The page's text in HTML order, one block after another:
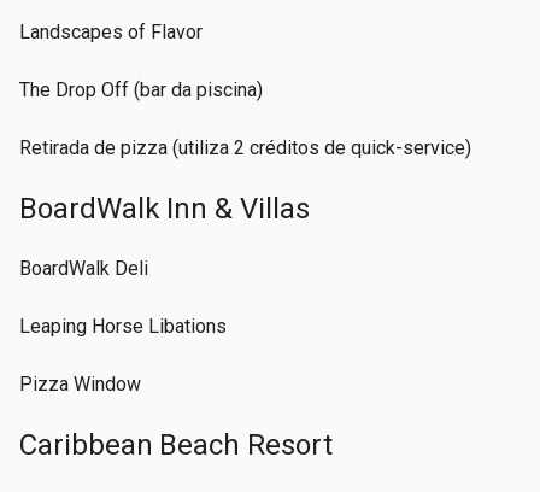
Landscapes of Flavor
The Drop Off (bar da piscina)
Retirada de pizza (utiliza 2 créditos de quick-service)
BoardWalk Inn & Villas
BoardWalk Deli
Leaping Horse Libations
Pizza Window
Caribbean Beach Resort